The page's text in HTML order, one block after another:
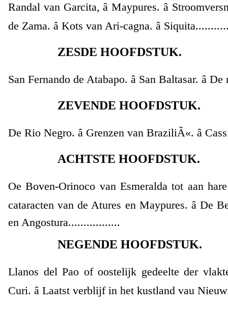
Randal van Garcita, â Maypures. â
de Zama. â Kots van Ari-cagna. â
ZESDE HOOFDSTUK.
San Fernando de Atabapo. â San Baltasar.
ZEVENDE HOOFDSTUK.
De Rio Negro. â Grenzen van BraziliÃ«. â
ACHTSTE HOOFDSTUK.
Oe Boven-Orinoco van Esmeralda tot aan
cataracten van de Atures en Maypures. â
en Angostura.................
NEGENDE HOOFDSTUK.
Llanos del Pao of oostelijk gedeelte der
Curi. â Laatst verblijf in het kustland vau